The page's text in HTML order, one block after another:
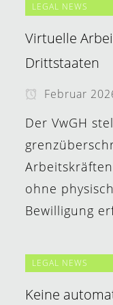
LEGAL NEWS
Virtuelle
Drittstaaten
Februar
Der VwGH
ohne
Bewilligung
LEGAL NEWS
Keine